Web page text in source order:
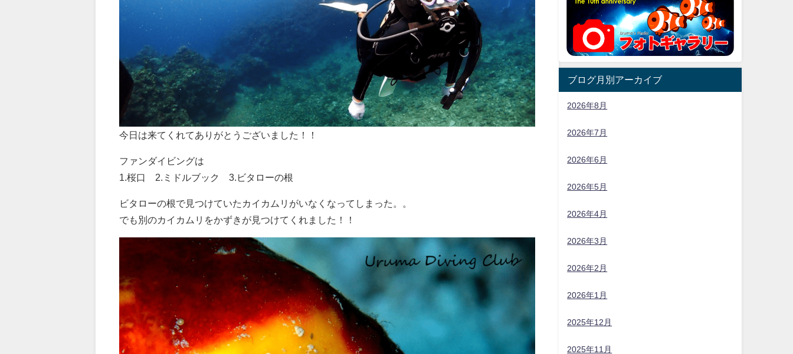
今日は来てくれてありがとうございました！！
ファンダイビングは
1.桜口 2.ミドルブック 3.ビタローの根
ビタローの根で見つけていたカイカムリがいなくなってしまった。。
でも別のカイカムリをかずきが見つけてくれました！！
ブログ月別アーカイブ
2026年8月
2026年7月
2026年6月
2026年5月
2026年4月
2026年3月
2026年2月
2026年1月
2025年12月
2025年11月